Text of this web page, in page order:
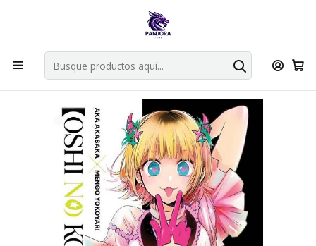
Por compras en cartas singles superiores a 49.990 el envio es
Explorar singles
Inicio Mangas Bunkoban OSHI NO KO 08